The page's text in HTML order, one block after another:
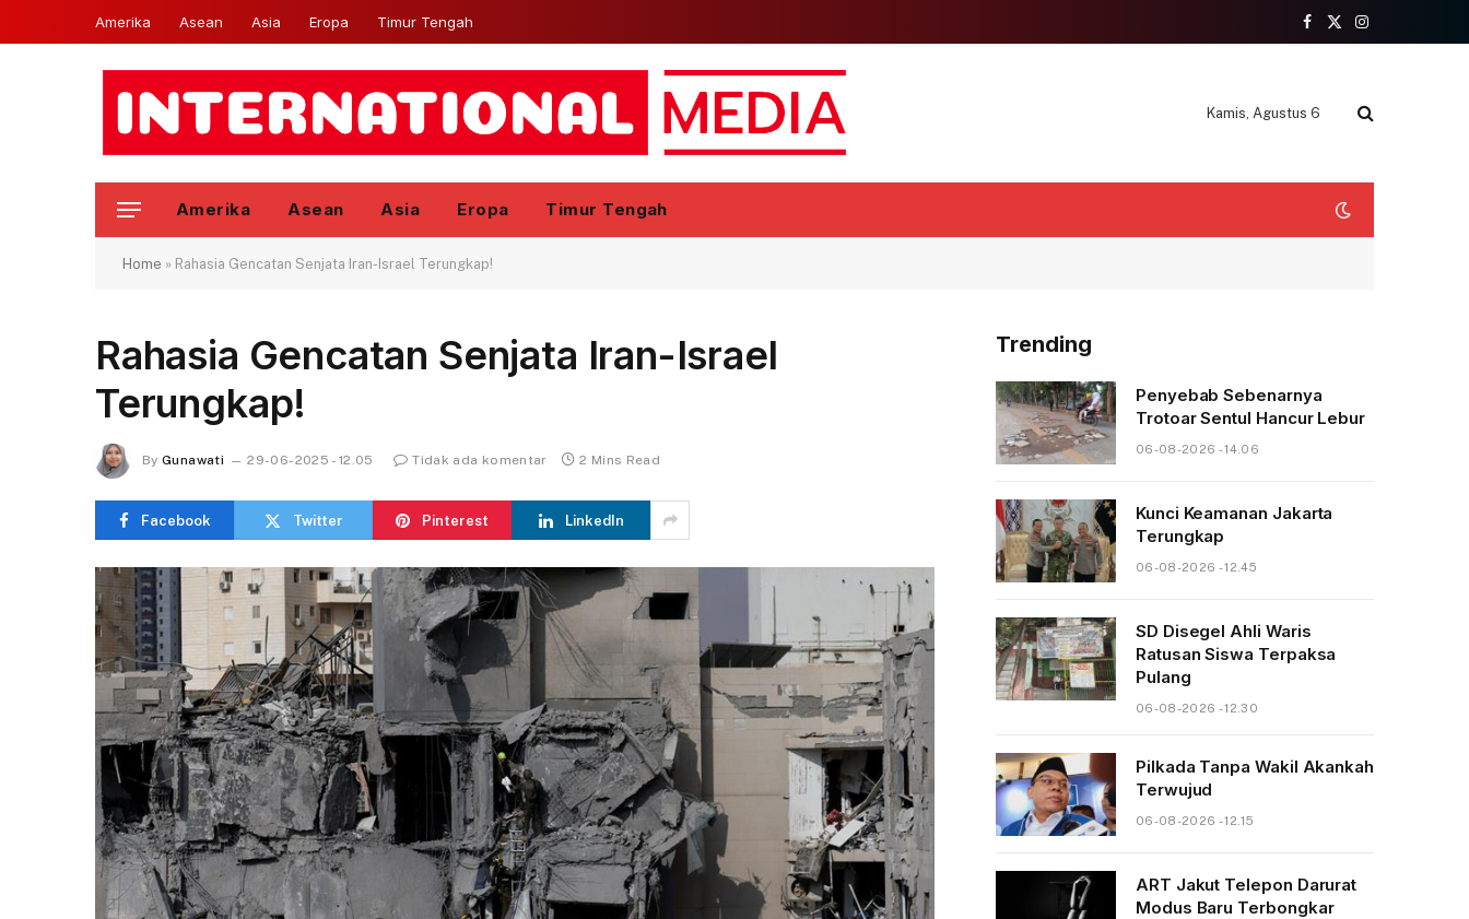
Amerika Asean Asia Eropa Timur Tengah
Facebook
X
Instagram
Kamis, Agustus 6
Amerika Asean Asia Eropa Timur Tengah
Home » Rahasia Gencatan Senjata Iran-Israel Terungkap!
Rahasia Gencatan Senjata Iran-Israel
Terungkap!
By Gunawati 29-06-2025 - 12.05 Tidak ada komentar 2 Mins Read
Facebook Twitter Pinterest LinkedIn
Trending
Penyebab Sebenarnya
Trotoar Sentul Hancur Lebur
06-08-2026 - 14.06
Kunci Keamanan Jakarta
Terungkap
06-08-2026 - 12.45
SD Disegel Ahli Waris
Ratusan Siswa Terpaksa
Pulang
06-08-2026 - 12.30
Pilkada Tanpa Wakil Akankah
Terwujud
06-08-2026 - 12.15
ART Jakut Telepon Darurat
Modus Baru Terbongkar